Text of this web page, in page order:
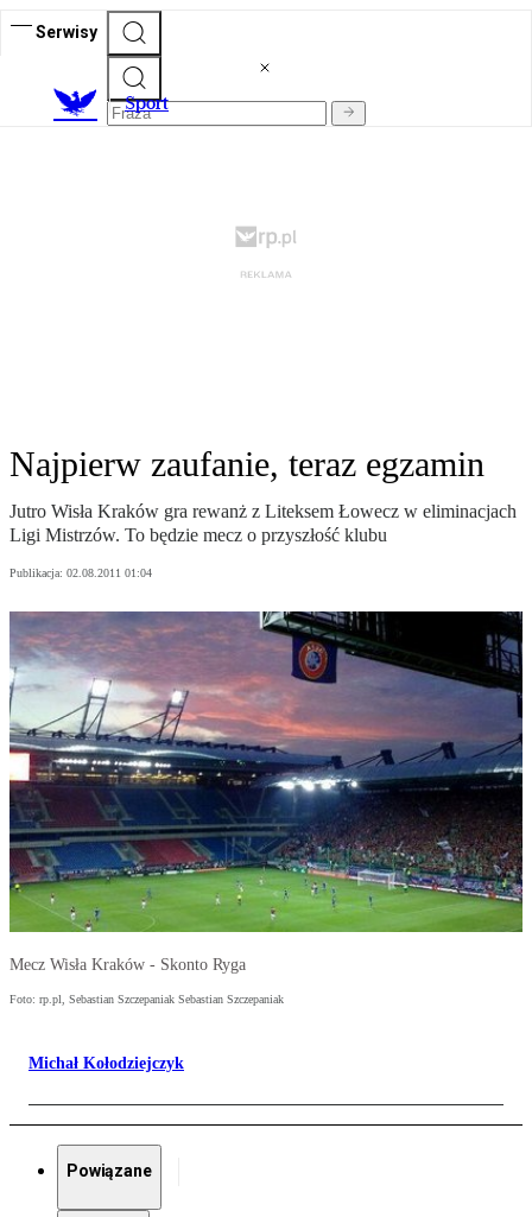
Serwisy
Sport
Najpierw zaufanie, teraz egzamin
Jutro Wisła Kraków gra rewanż z Liteksem Łowecz w eliminacjach
Ligi Mistrzów. To będzie mecz o przyszłość klubu
Publikacja: 02.08.2011 01:04
Mecz Wisła Kraków - Skonto Ryga
Foto: rp.pl, Sebastian Szczepaniak Sebastian Szczepaniak
Michał Kołodziejczyk
Powiązane